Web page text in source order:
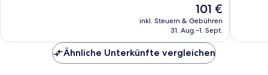
Bewertungen
Der
Preis
beträgt
101 €
inkl. Steuern & Gebühren
31. Aug.–1. Sept.
Ähnliche Unterkünfte vergleichen